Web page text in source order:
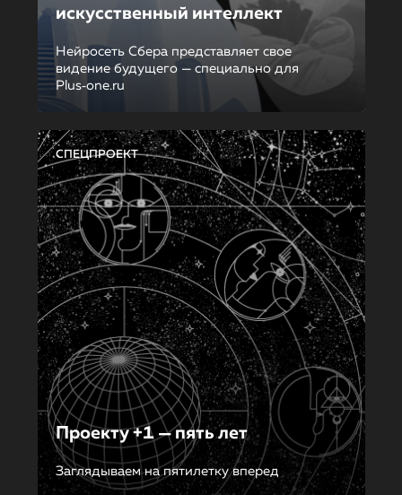
искусственный интеллект
Нейросеть Сбера представляет свое
видение будущего — специально для
Plus‑one.ru
СПЕЦПРОЕКТ
Проекту +1 — пять лет
Заглядываем на пятилетку вперед